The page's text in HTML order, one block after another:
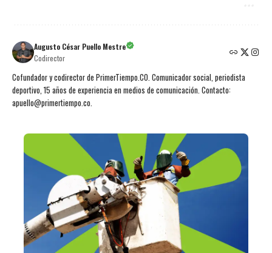
Augusto César Puello Mestre
Codirector
Cofundador y codirector de PrimerTiempo.CO. Comunicador social, periodista
deportivo, 15 años de experiencia en medios de comunicación. Contacto:
apuello@primertiempo.co.